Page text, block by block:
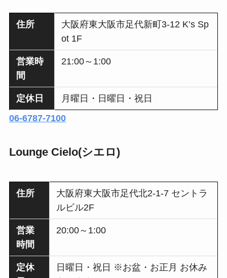
住所
大阪府東大阪市足代新町3-12 K’s Sp
ot 1F
営業時
間
21:00～1:00
定休日
月曜日・日曜日・祝日
06-6787-7100
Lounge Cielo(シエロ)
住所
大阪府東大阪市足代北2-1-7 セントラ
ルビル2F
営業
時間
20:00～1:00
定休
日曜日・祝日 ※お盆・お正月 お休み